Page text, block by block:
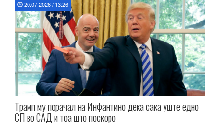
20.07.2026 / 13:26
Трамп му порачал на Инфантино дека сака уште едно
СП во САД и тоа што поскоро